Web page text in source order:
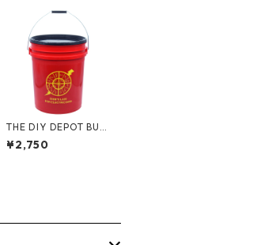
THE DIY DEPOT BUC
KET 5ガロンバケツ
[エレクトリシャン] フ
¥2,750